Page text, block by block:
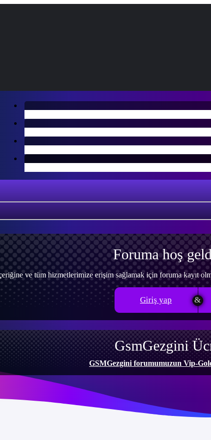
Foruma hoş
ve tüm hizmetlerimize erişim sağlamak için foruma kayıt
Giriş yap
GsmGezgini
GSMGezgini forumumuzun Vip-